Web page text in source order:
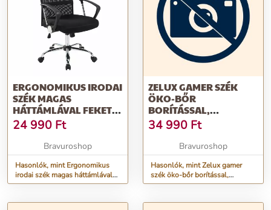
ERGONOMIKUS IRODAI
SZÉK MAGAS
HÁTTÁMLÁVAL FEKETE
SZÍNBEN, KRÓM
LÁBAKKAL
24 990 Ft
Bravuroshop
Hasonlók, mint Ergonomikus
irodai szék magas háttámlával
fekete színben, króm lábakkal
ZELUX GAMER SZÉK
ÖKO-BŐR
BORÍTÁSSAL,
LÁBTARTÓVAL,
KARFÁFAL FEKETE-KÉK
34 990 Ft
Bravuroshop
Hasonlók, mint Zelux gamer
szék öko-bőr borítással,
lábtartóval, karfáfal fekete-kék